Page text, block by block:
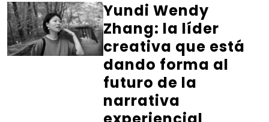
Yundi Wendy
Zhang: la líder
creativa que está
dando forma al
futuro de la
narrativa